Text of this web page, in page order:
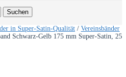
in Super-Satin-Qualität / Vereinsbänder
Schwarz-Gelb 175 mm Super-Satin, 25